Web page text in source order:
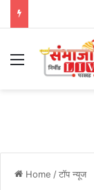
Menu
Home /टॉप न्यूज